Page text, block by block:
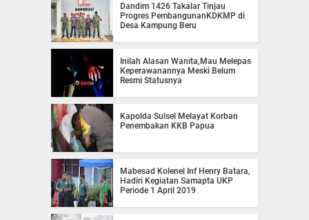
Dandim 1426 Takalar Tinjau
Progres PembangunanKDKMP di
Desa Kampung Beru
Inilah Alasan Wanita,Mau Melepas
Keperawanannya Meski Belum
Resmi Statusnya
Kapolda Sulsel Melayat Korban
Penembakan KKB Papua
Mabesad Kolenel Inf Henry Batara,
Hadiri Kegiatan Samapta UKP
Periode 1 April 2019